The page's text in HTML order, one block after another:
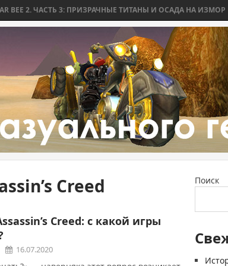
2. ЧАСТЬ 3: ПРИЗРАЧНЫЕ ТИТАНЫ И ОСАДА НА ИЗМОР
Creed
Creed: с какой игры
16.07.2020
Поиск